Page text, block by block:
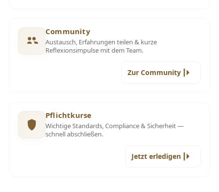
Community
Austausch, Erfahrungen teilen & kurze
Reflexionsimpulse mit dem Team.
Zur Community
Pflichtkurse
Wichtige Standards, Compliance & Sicherheit —
schnell abschließen.
Jetzt erledigen